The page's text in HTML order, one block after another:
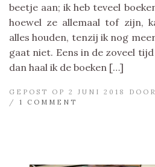
beetje aan; ik heb teveel
hoewel ze allemaal tof zijn,
alles houden, tenzij ik nog
gaat niet. Eens in de zoveel
dan haal ik de boeken […]
GEPOST OP 2 JUNI 2018
/ 1 COMMENT